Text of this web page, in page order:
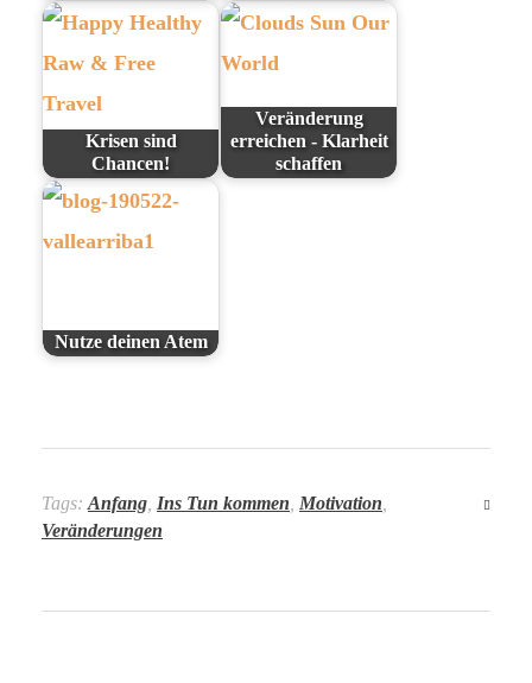
Krisen sind
Chancen!
Veränderung
erreichen - Klarheit
schaffen
Nutze deinen Atem
Tags: Anfang Ins Tun kommen Motivation
Veränderungen